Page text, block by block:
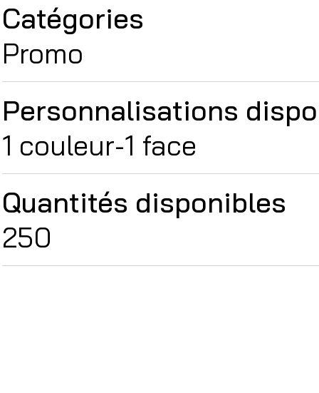
Catégories
Promo
Personnalisations
1 couleur-1 face
Quantités disponibles
250